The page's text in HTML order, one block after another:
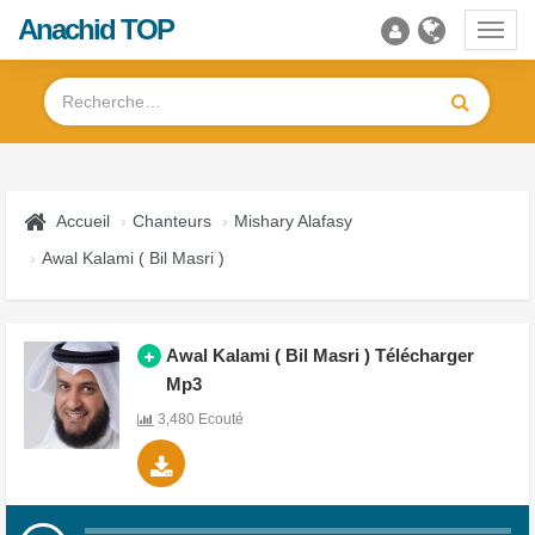
Anachid TOP
Accueil Chanteurs
Mishary Alafasy
Awal Kalami ( Bil Masri )
Awal Kalami ( Bil Masri ) Télécharger
Mp3
3,480 Ecouté